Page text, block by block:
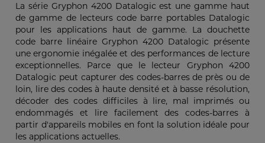
La série Gryphon 4200 Datalogic est une gamme haut
de gamme de lecteurs code barre portables Datalogic
pour les applications haut de gamme. La douchette
code barre linéaire Gryphon 4200 Datalogic présente
une ergonomie inégalée et des performances de lecture
exceptionnelles. Parce que le lecteur Gryphon 4200
Datalogic peut capturer des codes-barres de près ou de
loin, lire des codes à haute densité et à basse résolution,
décoder des codes difficiles à lire, mal imprimés ou
endommagés et lire facilement des codes-barres à
partir d'appareils mobiles en font la solution idéale pour
les applications actuelles.